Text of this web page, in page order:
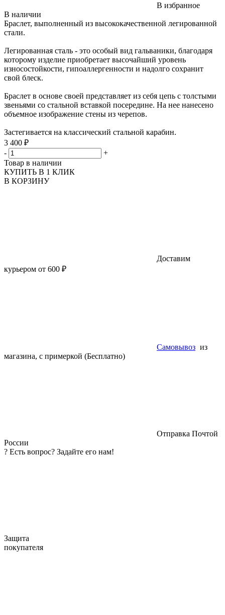
В избранное
В наличии
Браслет, выполненный из высококачественной легированной
стали.
Легированная сталь - это особый вид гальваники, благодаря
которому изделие приобретает высочайший уровень
износостойкости, гипоаллергенности и надолго сохранит
свой блеск.
Браслет в основе своей представляет из себя цепь с толстыми
звеньями со стальной вставкой посередине. На нее нанесено
объемное изображение стены из черепов.
Застегивается на классический стальной карабин.
3 400 ₽
-
+
Товар в наличии
КУПИТЬ В 1 КЛИК
В КОРЗИНУ
Доставим
курьером от 600 ₽
Самовывоз из
магазина, с примеркой (Бесплатно)
Отправка Почтой
России
? Есть вопрос? Задайте его нам!
Защита
покупателя